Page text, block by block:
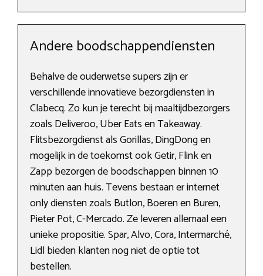
Andere boodschappendiensten
Behalve de ouderwetse supers zijn er
verschillende innovatieve bezorgdiensten in
Clabecq. Zo kun je terecht bij maaltijdbezorgers
zoals Deliveroo, Uber Eats en Takeaway.
Flitsbezorgdienst als Gorillas, DingDong en
mogelijk in de toekomst ook Getir, Flink en
Zapp bezorgen de boodschappen binnen 10
minuten aan huis. Tevens bestaan er internet
only diensten zoals Butlon, Boeren en Buren,
Pieter Pot, C-Mercado. Ze leveren allemaal een
unieke propositie. Spar, Alvo, Cora, Intermarché,
Lidl bieden klanten nog niet de optie tot
bestellen.